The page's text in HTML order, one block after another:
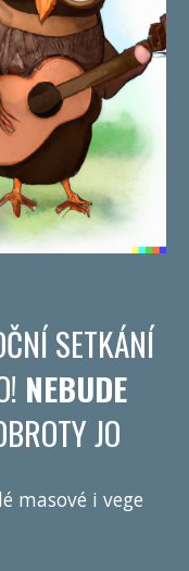
SETKÁNÍ
NEBUDE
JO
masové i vege